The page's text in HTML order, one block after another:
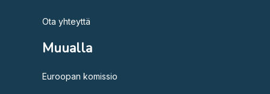
Ota yhteyttä
Muualla
Euroopan komissio